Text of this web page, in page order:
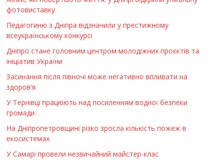
фотовиставку
Педагогиню з Дніпра відзначили у престижному
всеукраїнському конкурсі
Дніпро стане головним центром молодіжних проєктів та
ініціатив України
Засинання після півночі може негативно впливати на
здоров’я
У Тернівці працюють над посиленням водної безпеки
громади
На Дніпропетровщині різко зросла кількість пожеж в
екосистемах
У Самарі провели незвичайний майстер-клас